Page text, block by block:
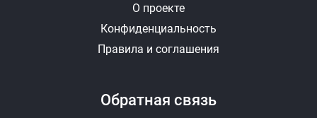
О проекте
Конфиденциальность
Правила и соглашения
Обратная связь